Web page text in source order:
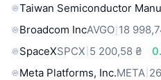
Taiwan Semiconductor
Broadcom IncAVGO 18
SpaceXSPCX 5 200,58 ₴
Meta Platforms, Inc.META